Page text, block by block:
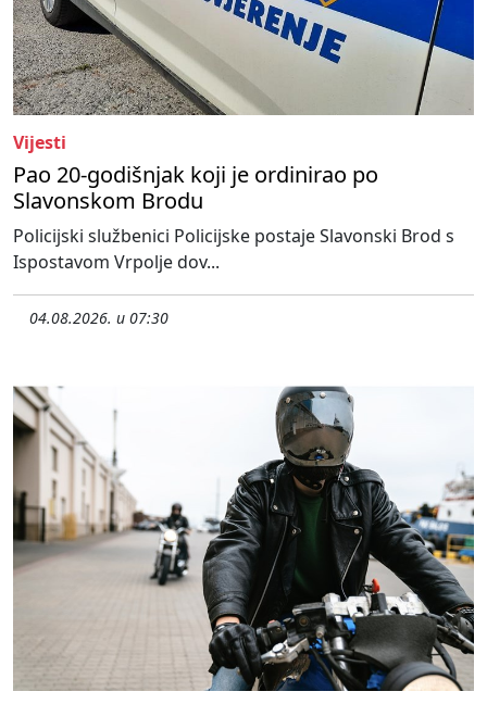
Vijesti
Pao 20-godišnjak koji je ordinirao po
Slavonskom Brodu
Policijski službenici Policijske postaje Slavonski Brod s
Ispostavom Vrpolje dov...
04.08.2026. u 07:30